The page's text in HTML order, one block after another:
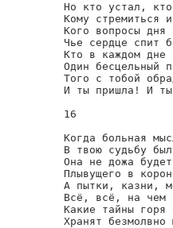
Но кто устал,
Кому стремиться
Кого вопросы дня
Чье сердце спит
Кто в каждом дне
Один бесцельный
Того с тобой
И ты пришла! И
16
Когда больная
В твою судьбу
Она не дожа
Плывущего в
А пытки, казни,
Всё, всё, на чем
Какие тайны горя
Хранят